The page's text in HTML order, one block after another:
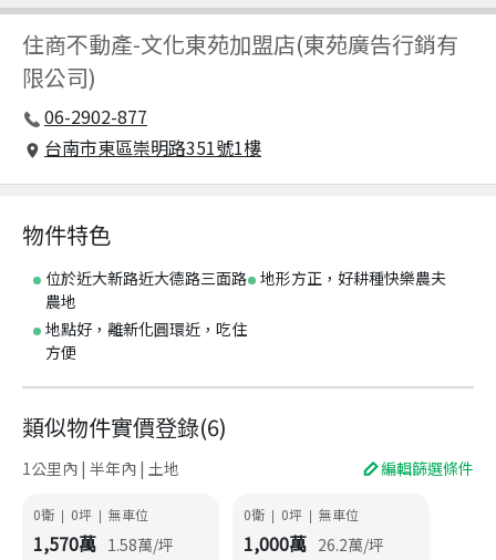
住商不動產-文化東苑加盟店(東苑廣告行銷有
限公司)
06-2902-877
台南市東區崇明路351號1樓
物件特色
位於近大新路近大德路三面路
農地
地形方正，好耕種快樂農夫
地點好，離新化圓環近，吃住
方便
類似物件實價登錄(6)
1公里內 | 半年內 | 土地 編輯篩選條件
0衛 | 0坪 | 無車位
1,570萬 1.58萬/坪
0衛 | 0坪 | 無車位
1,000萬 26.2萬/坪